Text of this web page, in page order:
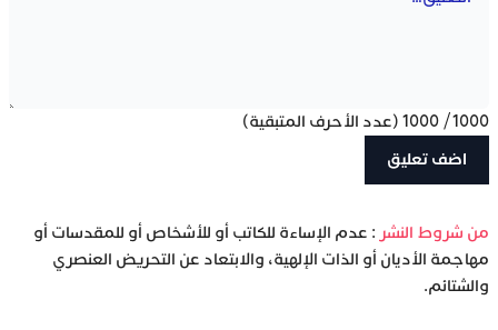
1000
/
1000 (عدد الأحرف المتبقية)
‫من شروط النشر : عدم الإساءة للكاتب أو للأشخاص أو للمقدسات أو
مهاجمة الأديان أو الذات الإلهية، والابتعاد عن التحريض العنصري
والشتائم.